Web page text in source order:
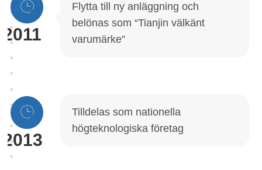
2011
Flytta till ny anläggning och
belönas som “Tianjin välkänt
varumärke”
2013
Tilldelas som nationella
högteknologiska företag